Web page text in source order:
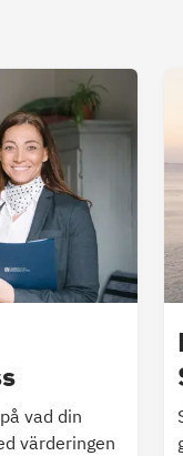
vad din
värderingen